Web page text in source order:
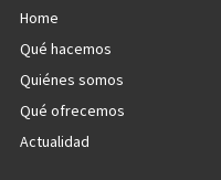
Home
Qué hacemos
Quiénes somos
Qué ofrecemos
Actualidad